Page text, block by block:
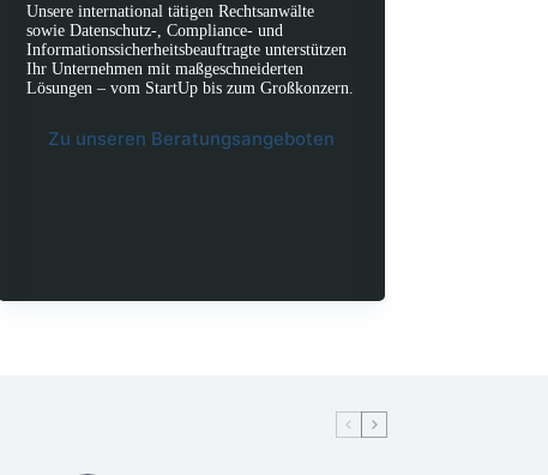
Unsere international tätigen Rechtsanwälte
sowie Datenschutz-, Compliance- und
Informationssicherheitsbeauftragte unterstützen
Ihr Unternehmen mit maßgeschneiderten
Lösungen – vom StartUp bis zum Großkonzern.
Zu unseren Beratungsangeboten